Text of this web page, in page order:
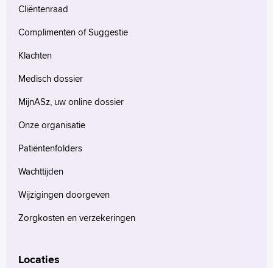
Cliëntenraad
Complimenten of Suggestie
Klachten
Medisch dossier
MijnASz, uw online dossier
Onze organisatie
Patiëntenfolders
Wachttijden
Wijzigingen doorgeven
Zorgkosten en verzekeringen
Locaties